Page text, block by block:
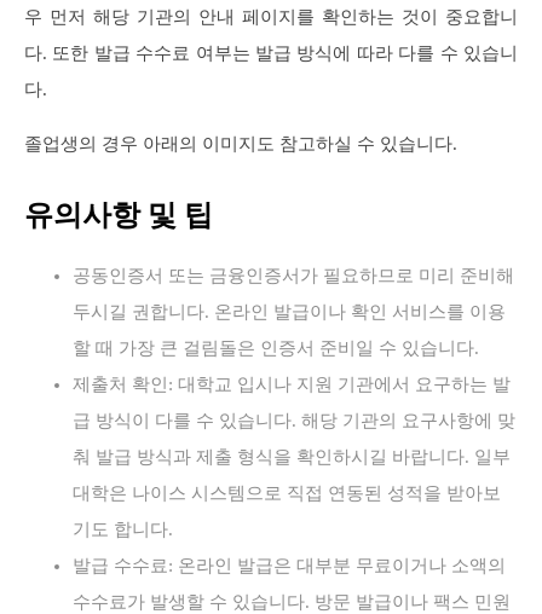
우 먼저 해당 기관의 안내 페이지를 확인하는 것이 중요합니
다. 또한 발급 수수료 여부는 발급 방식에 따라 다를 수 있습니
다.
졸업생의 경우 아래의 이미지도 참고하실 수 있습니다.
유의사항 및 팁
공동인증서 또는 금융인증서가 필요하므로 미리 준비해
두시길 권합니다. 온라인 발급이나 확인 서비스를 이용
할 때 가장 큰 걸림돌은 인증서 준비일 수 있습니다.
제출처 확인: 대학교 입시나 지원 기관에서 요구하는 발
급 방식이 다를 수 있습니다. 해당 기관의 요구사항에 맞
춰 발급 방식과 제출 형식을 확인하시길 바랍니다. 일부
대학은 나이스 시스템으로 직접 연동된 성적을 받아보
기도 합니다.
발급 수수료: 온라인 발급은 대부분 무료이거나 소액의
수수료가 발생할 수 있습니다. 방문 발급이나 팩스 민원